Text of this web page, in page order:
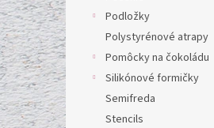
Podložky
Polystyrénové atrapy
Pomôcky na čokoládu
Silikónové formičky
Semifreda
Stencils